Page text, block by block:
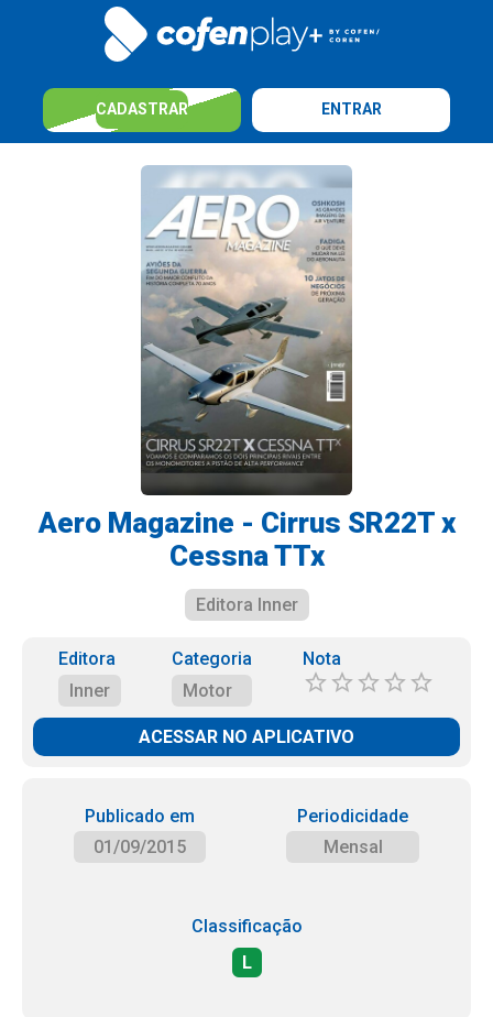
CADASTRAR ENTRAR
Aero Magazine - Cirrus SR22T x
Cessna TTx
Editora Inner
Editora
Inner
Categoria
Motor
Nota
ACESSAR NO APLICATIVO
Publicado em
01/09/2015
Periodicidade
Mensal
Classificação
L